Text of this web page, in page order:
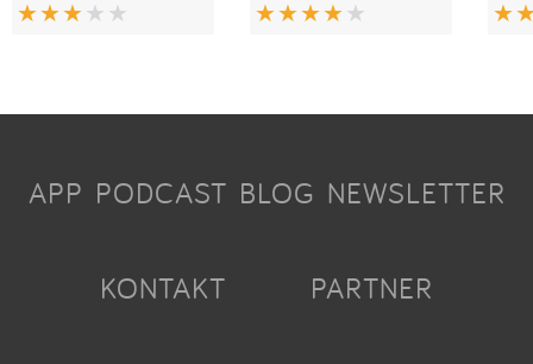
APP PODCAST BLOG NEWSLETTER
KONTAKT PARTNER